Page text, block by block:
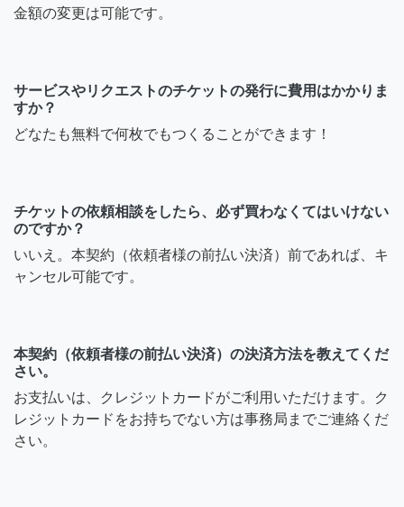
金額の変更は可能です。
サービスやリクエストのチケットの発行に費用はかかりま
すか？
どなたも無料で何枚でもつくることができます！
チケットの依頼相談をしたら、必ず買わなくてはいけない
のですか？
いいえ。本契約（依頼者様の前払い決済）前であれば、キ
ャンセル可能です。
本契約（依頼者様の前払い決済）の決済方法を教えてくだ
さい。
お支払いは、クレジットカードがご利用いただけます。ク
レジットカードをお持ちでない方は事務局までご連絡くだ
さい。